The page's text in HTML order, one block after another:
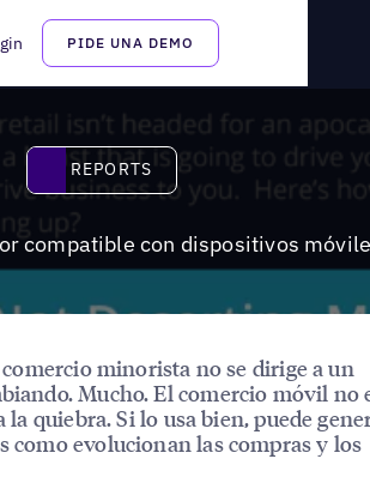
PIDE UNA DEMO
Reports
REPORTS
compatible con dispositivos
minorista no se dirige a un
Mucho. El comercio móvil no
la quiebra. Si lo usa bien, puede
como evolucionan las compras y los